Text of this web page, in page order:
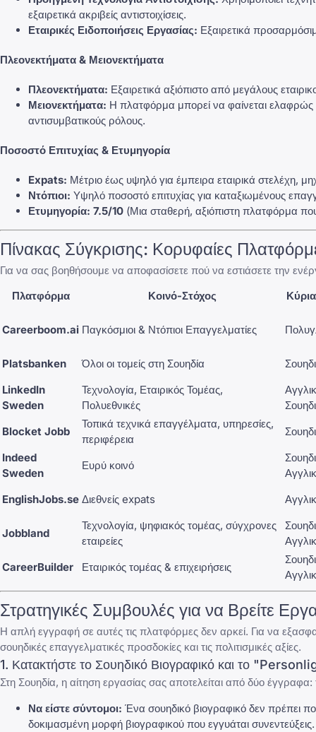
εξαιρετικά ακριβείς αντιστοιχίσεις.
Εταιρικές Ειδοποιήσεις Εργασίας: Εξαιρετικά
Πλεονεκτήματα & Μειονεκτήματα
Πλεονεκτήματα: Εξαιρετικά αξιόπιστο από μεγάλους
Μειονεκτήματα: Η πλατφόρμα μπορεί να φαίνεται ελαφρώς
αντισυμβατικούς ρόλους.
Ποσοστό Επιτυχίας & Ετυμηγορία
Expats: Μέτριο έως υψηλό για έμπειρα εταιρικά στελέχη,
Ντόπιοι: Υψηλό ποσοστό επιτυχίας για καταξιωμένους
Ετυμηγορία: 7.5/10 (Μια σταθερή, αξιόπιστη πλατφόρμα
Πίνακας Σύγκρισης: Κορυφαίες
Για να σας βοηθήσουμε να αποφασίσετε πού να εστιάσετε την
Πλατφόρμα
Κοινό-Στόχος
Careerboom.ai Παγκόσμιοι & Ντόπιοι Επαγγελματίες
Platsbanken Όλοι οι τομείς στη Σουηδία
LinkedIn
Sweden
Τεχνολογία, Εταιρικός Τομέας,
Πολυεθνικές
Blocket Jobb
Τοπικά τεχνικά επαγγέλματα, υπηρεσίες,
περιφέρεια
Indeed
Sweden
Ευρύ κοινό
EnglishJobs.se Διεθνείς expats
Jobbland
Τεχνολογία, ψηφιακός τομέας, σύγχρονες
εταιρείες
CareerBuilder
Εταιρικός τομέας & επιχειρήσεις
Στρατηγικές Συμβουλές για να Βρείτε
Η απλή εγγραφή σε αυτές τις πλατφόρμες δεν αρκεί. Για να
σουηδικές επαγγελματικές προσδοκίες και τις πολιτισμικές αξίες.
1. Κατακτήστε το Σουηδικό Βιογραφικό και το
Στη Σουηδία, η αίτηση εργασίας σας αποτελείται από δύο
Να είστε σύντομοι: Ένα σουηδικό βιογραφικό δεν πρέπει
δοκιμασμένη μορφή βιογραφικού που εγγυάται